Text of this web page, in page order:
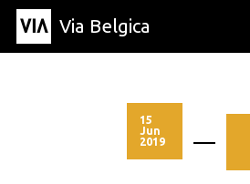
Via Belgica
15
Jun
2019